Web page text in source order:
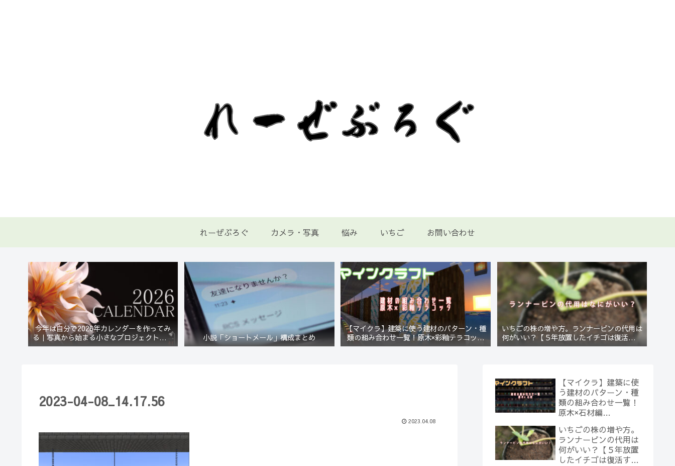
れーぜぶろぐ カメラ・写真 悩み いちご お問い合わせ
今年は自分で2026年カレンダーを作ってみ
る｜写真から始まる小さなプロジェクト【一
灯花】
小説「ショートメール」構成まとめ
【マイクラ】建築に使う建材のパターン・種
類の組み合わせ一覧！原木×彩釉テラコッタ
編【Minecraft】
いちごの株の増や方。ランナーピンの代用は
何がいい？【５年放置したイチゴは復活する
のか？(10)】
2023-04-08_14.17.56
2023.04.08
【マイクラ】建築に使
う建材のパターン・種
類の組み合わせ一覧！
原木×石材編
いちごの株の増や方。
ランナーピンの代用は
何がいい？【５年放置
したイチゴは復活する